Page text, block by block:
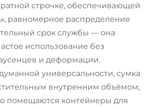
строчке, обеспечивающей
равномерное распределение
срок службы — она
использование без
и деформации.
универсальности, сумка
внутренним объёмом,
помещаются контейнеры для